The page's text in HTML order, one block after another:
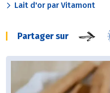
Lait d'or par Vitamont
Partager sur